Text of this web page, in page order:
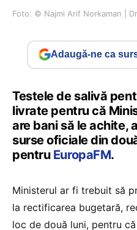
Foto: © Najmi Arif Norkaman |
Adaugă-ne ca
Testele de salivă
livrate pentru că
are bani să le achite,
surse oficiale din
pentru EuropaFM.
Ministerul ar fi trebuit să
la rectificarea bugetară,
loc de două luni, pentru